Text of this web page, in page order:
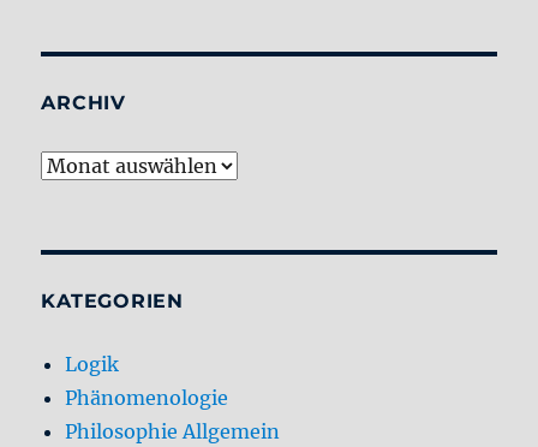
ARCHIV
Archiv
KATEGORIEN
Logik
Phänomenologie
Philosophie Allgemein